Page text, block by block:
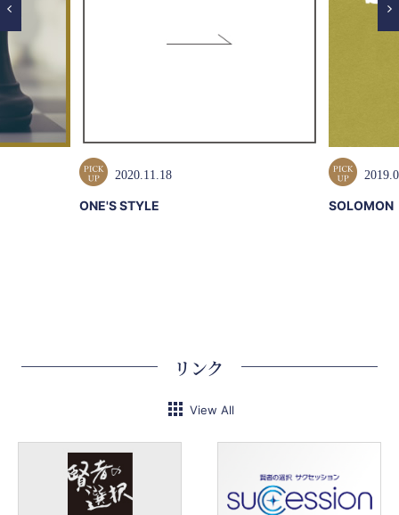
2020.11.18
ONE'S STYLE SOLOMON
リンク
View All